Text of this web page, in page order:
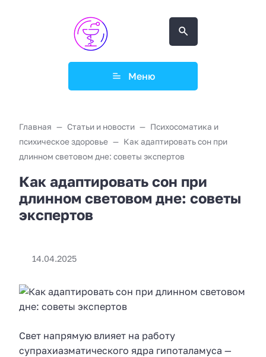
Меню
Главная Статьи и новости
Психосоматика и
психическое здоровье
Как адаптировать сон при
длинном световом дне: советы экспертов
Как адаптировать сон при
длинном световом дне: советы
экспертов
14.04.2025
Свет напрямую влияет на работу
супрахиазматического ядра гипоталамуса —